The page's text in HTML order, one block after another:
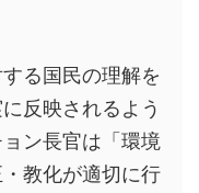
る国民の理解を
反映されるよう
ン長官は「環境
教化が適切に行